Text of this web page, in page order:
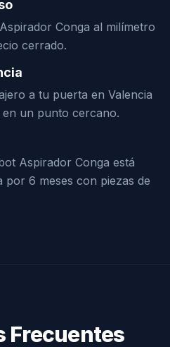
Conga al milímetro
cerrado.
a tu puerta en Valencia
un punto cercano.
Aspirador Conga está
por 6 meses con piezas de
Frecuentes